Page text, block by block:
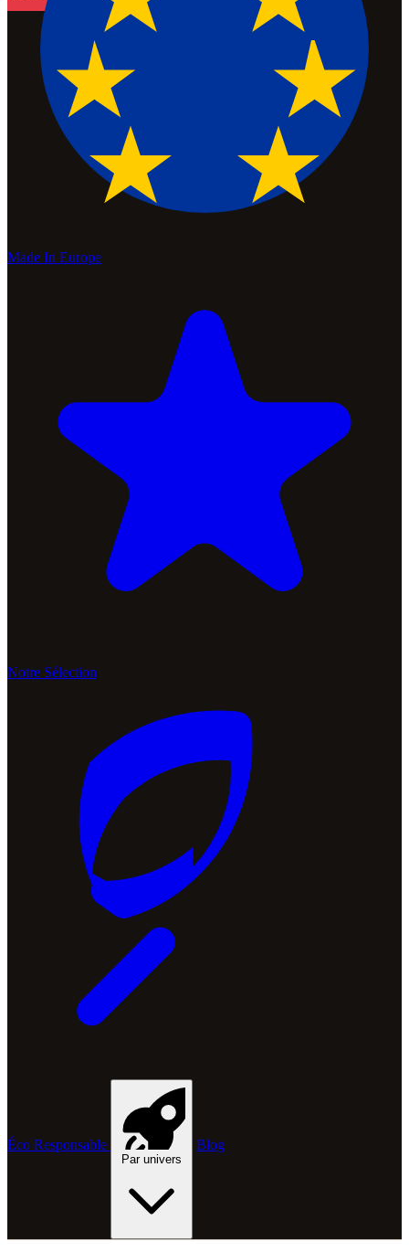
Made In Europe
Notre Sélection
Éco Responsable
Par univers
Blog